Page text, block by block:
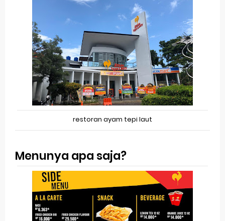
restoran ayam tepi laut
Menunya apa saja?